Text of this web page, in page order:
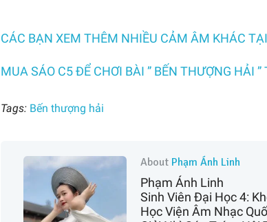
CÁC BẠN XEM THÊM NHIỀU CẢM ÂM KHÁC
MUA SÁO C5 ĐỂ CHƠI BÀI ” BẾN THƯỢNG HẢI
Tags: Bến thượng hải
About Phạm Ánh Linh
Phạm Ánh Linh
Sinh Viên Đại Học 4:
Học Viện Âm Nhạc